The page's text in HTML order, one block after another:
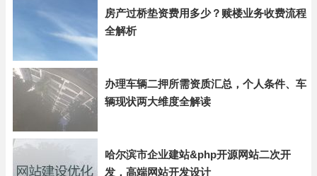
房产过桥垫资费用多少？赎楼业务收费流程
全解析
办理车辆二押所需资质汇总，个人条件、车
辆现状两大维度全解读
哈尔滨市企业建站&php开源网站二次开
发，高端网站开发设计